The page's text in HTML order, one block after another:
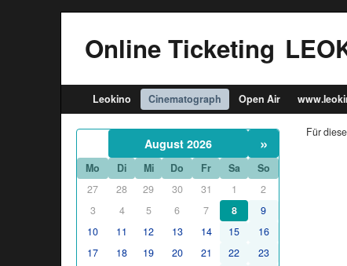
Online Ticketing
Leokino Cinematograph Open Air
August 2026 »
Mo Di Mi Do Fr Sa
So
27
28 29 30 31 1
2
3
4 5 6 7 8
9
10
11 12 13 14 15
16
17
18 19 20 21 22
23
Für